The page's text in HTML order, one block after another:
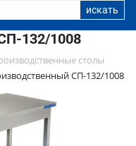
132/1008
столы
СП-132/1008